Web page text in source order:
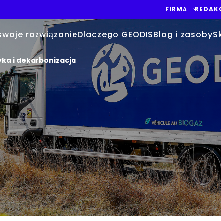
FIRMA
rozwiązanieDlaczego GEODISBlog i zasoby
i dekarbonizacja